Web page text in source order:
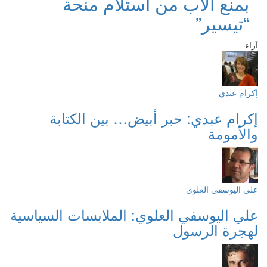
“تيسير”
آراء
إكرام عبدي
إكرام عبدي: حبر أبيض… بين الكتابة
والأمومة
علي اليوسفي العلوي
علي اليوسفي العلوي: الملابسات السياسية
لهجرة الرسول